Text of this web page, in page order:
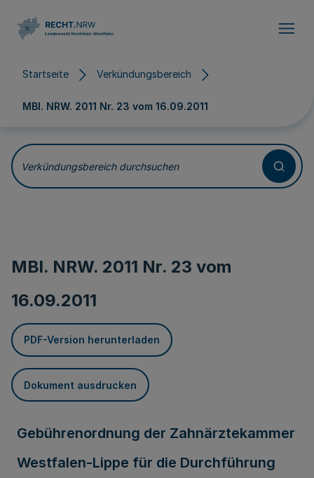
Startseite Verkündungsbereich
MBl. NRW. 2011 Nr. 23 vom 16.09.2011
Verkündungsbereich durchsuchen
MBl. NRW. 2011 Nr. 23 vom
16.09.2011
PDF-Version herunterladen
Dokument ausdrucken
Gebührenordnung der Zahnärztekammer
Westfalen-Lippe für die Durchführung